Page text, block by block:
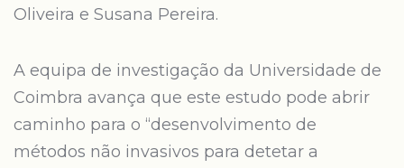
Oliveira e Susana Pereira.
A equipa de investigação da Universidade de
Coimbra avança que este estudo pode abrir
caminho para o “desenvolvimento de
métodos não invasivos para detetar a